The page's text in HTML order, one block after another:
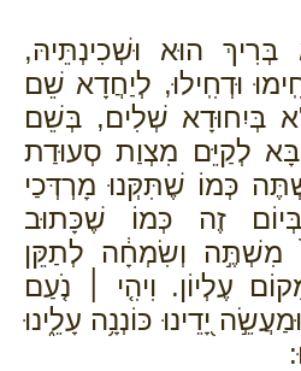
הוּא וּשְׁכִינְתֵּיהּ,
וּדְחִֽילוּ, לְיַחֲדָא שֵׁם
בְּיִחוּדָא שְׁלִים, בְּשֵׁם
בָּא לְקַיֵּם מִצְוַת סְעוּדַת
כְּמוֹ שֶׁתִּקְּנוּ מָרְדְּכַי
זֶה כְּמוֹ שֶׁכָּתוּב
מִשְׁתֶּ֣ה וְשִׂמְחָ֔ה לְתַקֵּן
עֶלְיוֹן. וִיהִ֤י ׀ נֹ֤עַם
יָ֭דֵינוּ כּוֹנְנָ֥ה עָלֵ֑ינוּ